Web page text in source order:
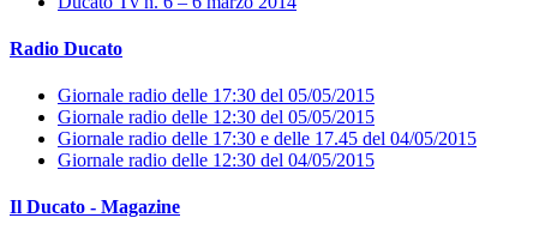
Radio Ducato
Giornale radio delle 17:30 del 05/05/2015
Giornale radio delle 12:30 del 05/05/2015
Giornale radio delle 17:30 e delle 17.45 del 04/05/2015
Giornale radio delle 12:30 del 04/05/2015
Il Ducato - Magazine